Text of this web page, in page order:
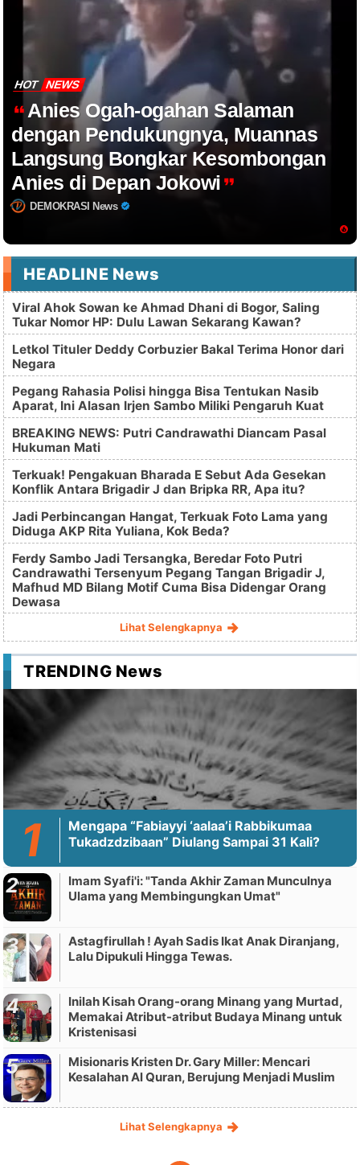
HOT NEWS
Anies Ogah-ogahan Salaman
dengan Pendukungnya, Muannas
Langsung Bongkar Kesombongan
Anies di Depan Jokowi
DEMOKRASI News
HEADLINE News
Viral Ahok Sowan ke Ahmad Dhani di Bogor, Saling
Tukar Nomor HP: Dulu Lawan Sekarang Kawan?
Letkol Tituler Deddy Corbuzier Bakal Terima Honor dari
Negara
Pegang Rahasia Polisi hingga Bisa Tentukan Nasib
Aparat, Ini Alasan Irjen Sambo Miliki Pengaruh Kuat
BREAKING NEWS: Putri Candrawathi Diancam Pasal
Hukuman Mati
Terkuak! Pengakuan Bharada E Sebut Ada Gesekan
Konflik Antara Brigadir J dan Bripka RR, Apa itu?
Jadi Perbincangan Hangat, Terkuak Foto Lama yang
Diduga AKP Rita Yuliana, Kok Beda?
Ferdy Sambo Jadi Tersangka, Beredar Foto Putri
Candrawathi Tersenyum Pegang Tangan Brigadir J,
Mafhud MD Bilang Motif Cuma Bisa Didengar Orang
Dewasa
Lihat Selengkapnya
TRENDING News
Mengapa “Fabiayyi ‘aalaa’i Rabbikumaa
Tukadzdzibaan” Diulang Sampai 31 Kali?
Imam Syafi'i: "Tanda Akhir Zaman Munculnya
Ulama yang Membingungkan Umat"
Astagfirullah ! Ayah Sadis Ikat Anak Diranjang,
Lalu Dipukuli Hingga Tewas.
Inilah Kisah Orang-orang Minang yang Murtad,
Memakai Atribut-atribut Budaya Minang untuk
Kristenisasi
Misionaris Kristen Dr. Gary Miller: Mencari
Kesalahan Al Quran, Berujung Menjadi Muslim
Lihat Selengkapnya